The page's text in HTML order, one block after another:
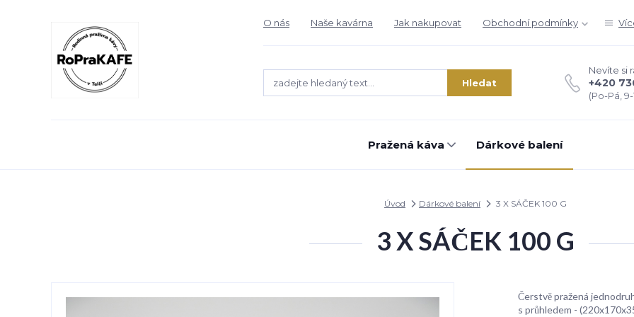
O nás Naše kavárna Jak nakupovat Obchodní podmínky
Hledat
Nevíte si
+420
(Po-Pá, 9-
Pražená káva Dárkové balení
Úvod Dárkové balení 3 X SÁČEK 100 G
3 X SÁČEK 100 G
Čerstvě pražená
s průhledem -